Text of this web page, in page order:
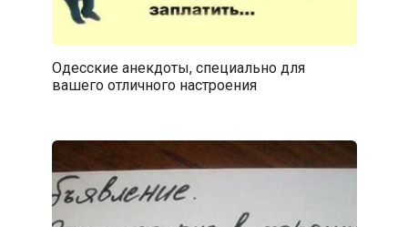
Одесские анекдоты, специально для
вашего отличного настроения